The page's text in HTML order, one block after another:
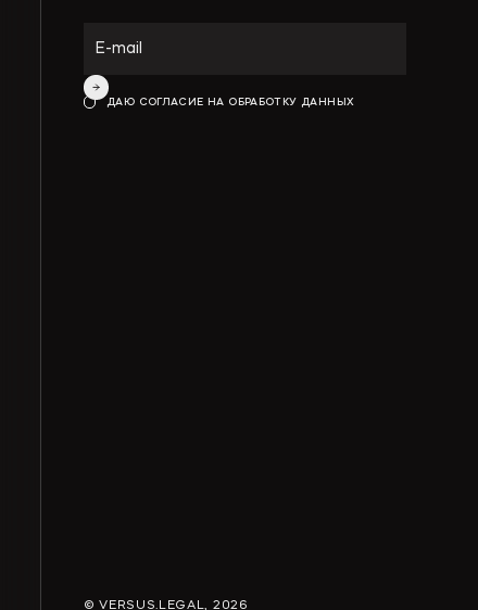
ДАЮ СОГЛАСИЕ НА ОБРАБОТКУ ДАННЫХ
© VERSUS.LEGAL, 2026